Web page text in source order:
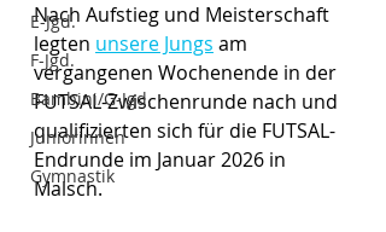
E-Jgd.
F-Jgd.
Bambini/G-Jgd.
Juniorinnen
Gymnastik
Nach Aufstieg und Meisterschaft
legten unsere Jungs am
vergangenen Wochenende in der
FUTSAL-Zwischenrunde nach und
qualifizierten sich für die FUTSAL-
Endrunde im Januar 2026 in
Malsch.